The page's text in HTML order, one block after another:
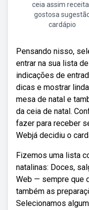
ceia assim
gostosa
cardápio
Pensando nisso,
entrar na sua lista
indicações de
dicas e mostrar
mesa de natal e
da ceia de natal.
fazer para receber
Webjá decidiu o
Fizemos uma lista
natalinas: Doces,
Web — sempre que
também as
Selecionamos